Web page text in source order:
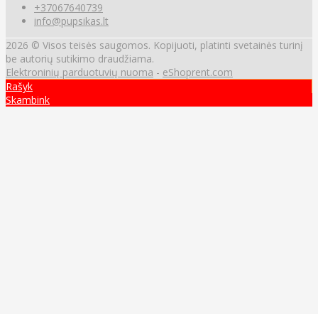
+37067640739
info@pupsikas.lt
2026 © Visos teisės saugomos. Kopijuoti, platinti svetainės turinį
be autorių sutikimo draudžiama.
Elektroninių parduotuvių nuoma - eShoprent.com
Rašyk
Skambink